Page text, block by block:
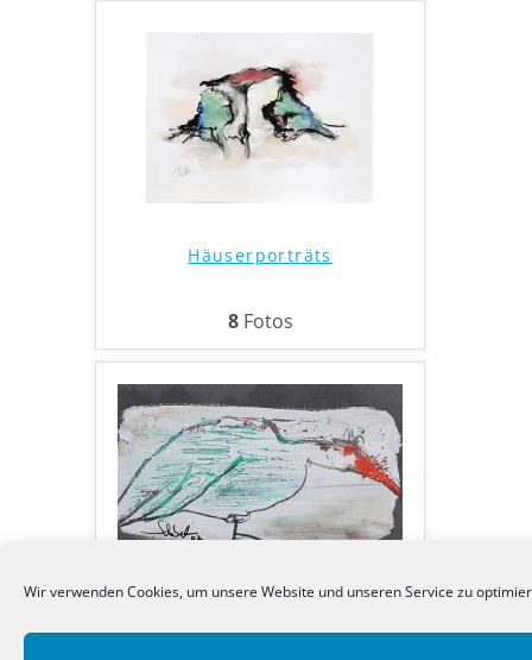
Wir verwenden Cookies, um unsere Website und unseren Service zu
Häuserporträts
8Fotos